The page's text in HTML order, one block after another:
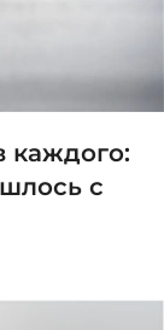
каждого:
с